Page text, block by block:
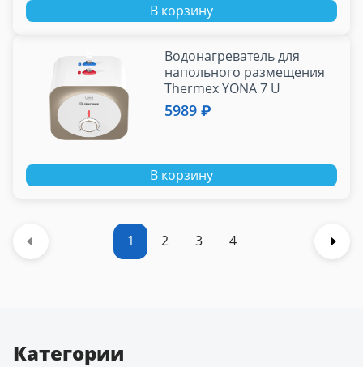
В корзину
Водонагреватель для
напольного размещения
Thermex YONA 7 U
5989 ₽
В корзину
1 2 3 4
Категории